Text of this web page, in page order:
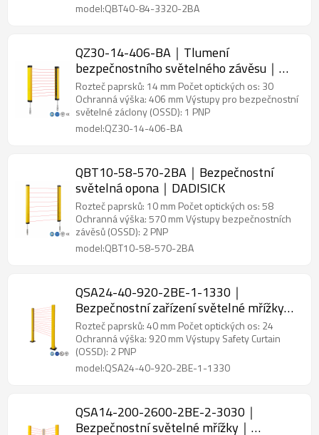
model:QBT40-84-3320-2BA
QZ30-14-406-BA｜Tlumení
bezpečnostního světelného závěsu｜
DADISICK
Rozteč paprsků: 14 mm Počet optických os: 30
Ochranná výška: 406 mm Výstupy pro bezpečnostní
světelné záclony (OSSD): 1 PNP
model:QZ30-14-406-BA
QBT10-58-570-2BA｜Bezpečnostní
světelná opona｜DADISICK
Rozteč paprsků: 10 mm Počet optických os: 58
Ochranná výška: 570 mm Výstupy bezpečnostních
závěsů (OSSD): 2 PNP
model:QBT10-58-570-2BA
QSA24-40-920-2BE-1-1330｜
Bezpečnostní zařízení světelné mřížky｜
DADISICK
Rozteč paprsků: 40 mm Počet optických os: 24
Ochranná výška: 920 mm Výstupy Safety Curtain
(OSSD): 2 PNP
model:QSA24-40-920-2BE-1-1330
QSA14-200-2600-2BE-2-3030｜
Bezpečnostní světelné mřížky｜